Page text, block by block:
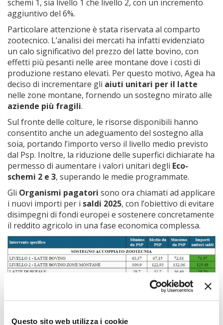
Questo sito web utilizza i cookie
schemi 1, sia livello 1 che livello 2, con un incremento
aggiuntivo del 6%.
Particolare attenzione è stata riservata al comparto
zootecnico. L’analisi dei mercati ha infatti evidenziato
un calo significativo del prezzo del latte bovino, con
effetti più pesanti nelle aree montane dove i costi di
produzione restano elevati. Per questo motivo, Agea ha
deciso di incrementare gli aiuti unitari per il latte
nelle zone montane, fornendo un sostegno mirato alle
aziende più fragili.
Sul fronte delle colture, le risorse disponibili hanno
consentito anche un adeguamento del sostegno alla
soia, portando l’importo verso il livello medio previsto
dal Psp. Inoltre, la riduzione delle superfici dichiarate ha
permesso di aumentare i valori unitari degli Eco-
schemi 2 e 3, superando le medie programmate.
Gli Organismi pagatori sono ora chiamati ad applicare
i nuovi importi per i saldi 2025, con l’obiettivo di evitare
disimpegni di fondi europei e sostenere concretamente
il reddito agricolo in una fase economica complessa.